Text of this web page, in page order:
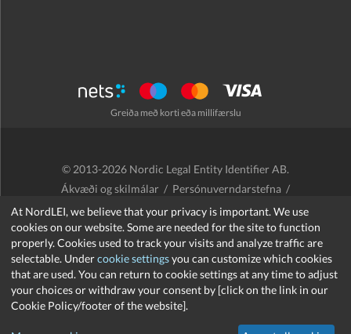
At NordLEI, we believe that your privacy is important. We use
cookies on our website. Some are needed for the site to function
properly. Cookies used to track your visits and analyze traffic are
selectable. Undercookie settingsyou can customize which cookies
that are used. You can return to cookie settings at any time to adjust
your choices or withdraw your consent by [click on the link in our
Cookie Policy/footer of the website].
Greiða með korti eða millifærslu
© 2013-2026 Nordic Legal Entity Identifier AB.
Ákvæði og skilmálar / Persónuverndarstefna /
Endurgreiðslustefna / Cookies
support@nordlei.org